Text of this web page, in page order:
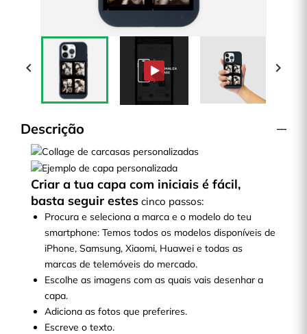
 
Descrição
Criar a tua capa com iniciais é fácil,
basta seguir estes cinco passos:
Procura e seleciona a marca e o modelo do teu
smartphone: Temos todos os modelos disponíveis de
iPhone, Samsung, Xiaomi, Huawei e todas as
marcas de telemóveis do mercado.
Escolhe as imagens com as quais vais desenhar a
capa.
Adiciona as fotos que preferires.
Escreve o texto.